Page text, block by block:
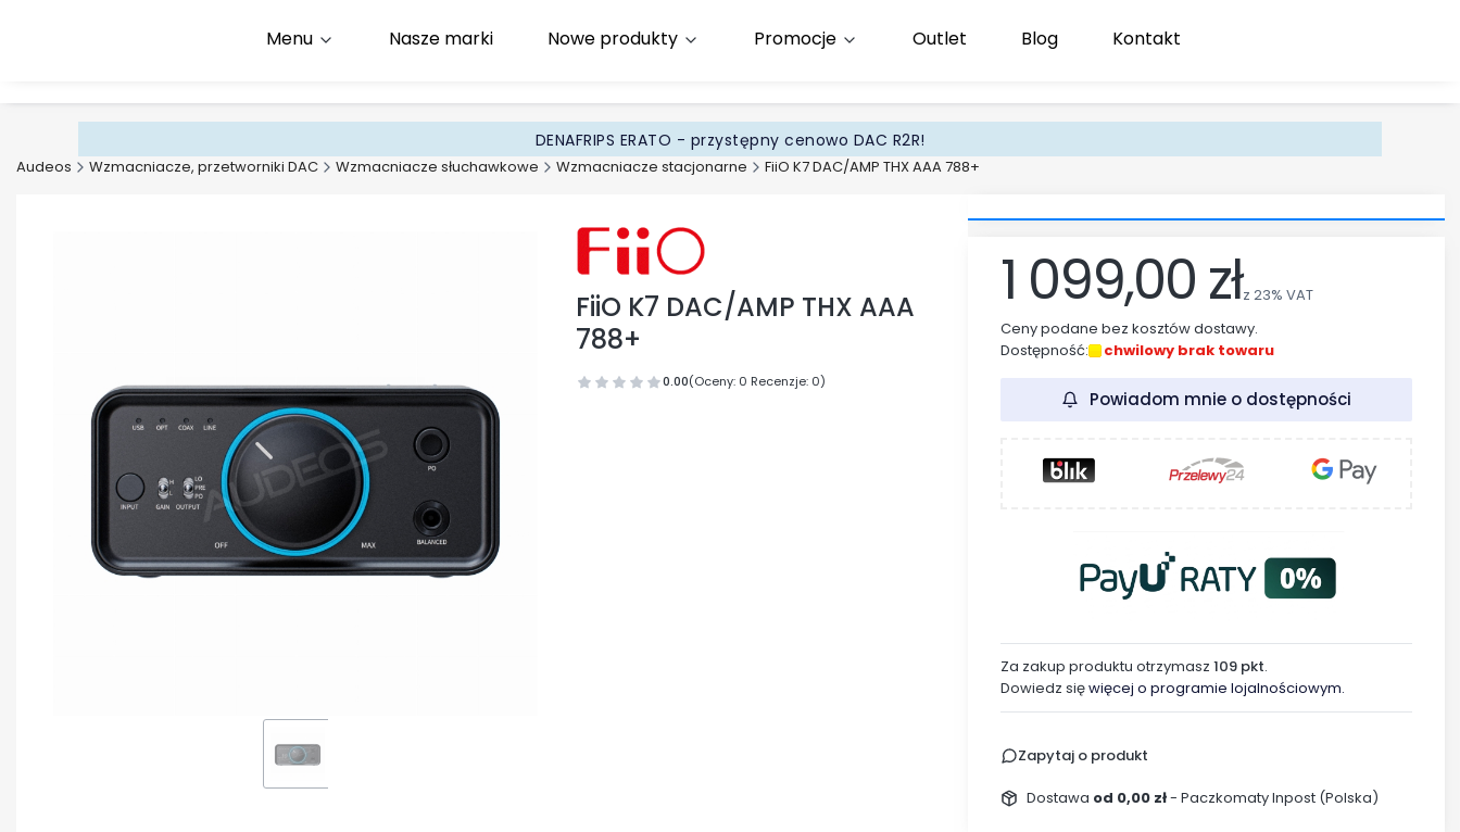
Infolinia:
+48 500 600 965
DENAFRIPS ERATO - przystępny cenowo DAC R2R!
Menu Nasze marki Nowe produkty Promocje Outlet Blog Kontakt
Audeos Wzmacniacze, przetworniki DAC Wzmacniacze słuchawkowe Wzmacniacze stacjonarne FiiO K7 DAC/AMP THX AAA 788+
FiiO K7 DAC/AMP THX AAA
788+
0.00(Oceny: 0 Recenzje: 0)
Przejdź do sekcji Opinie
1 099,00 złz 23% VAT
Ceny podane bez kosztów dostawy.
Dostępność:
chwilowy brak towaru
Powiadom mnie o dostępności
Za zakup produktu otrzymasz 109 pkt.
Dowiedz sięwięcej o programie lojalnościowym.
Zapytaj o produkt
Dostawa od 0,00 zł- Paczkomaty Inpost (Polska)